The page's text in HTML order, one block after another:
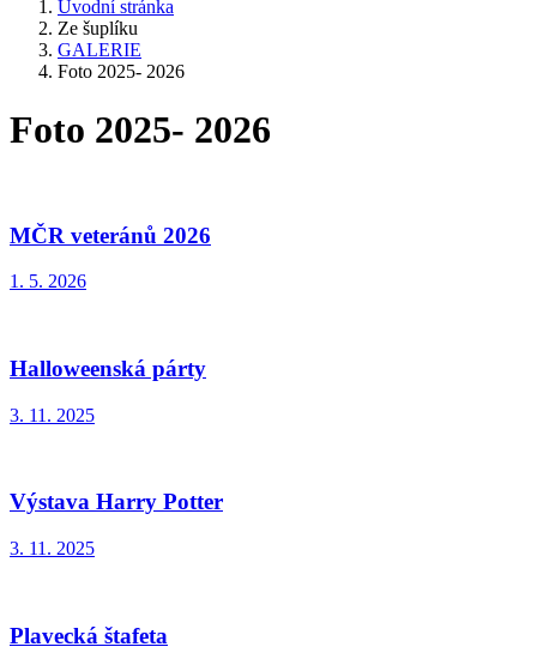
Úvodní stránka
Ze šuplíku
GALERIE
Foto 2025- 2026
Foto 2025- 2026
MČR veteránů 2026
1. 5. 2026
Halloweenská párty
3. 11. 2025
Výstava Harry Potter
3. 11. 2025
Plavecká štafeta